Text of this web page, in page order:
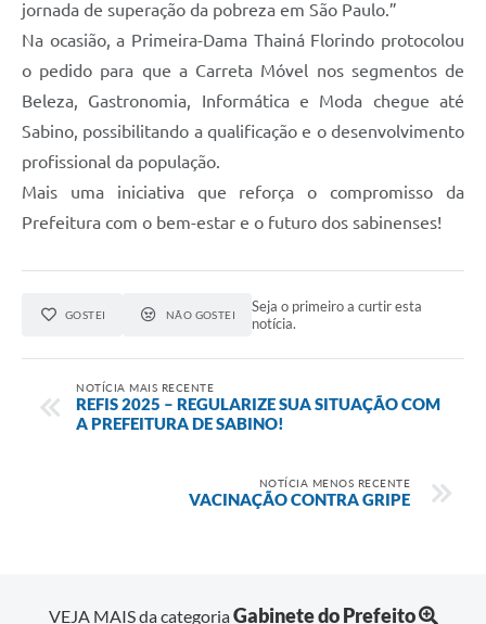
jornada de superação da pobreza em São Paulo.”
Na ocasião, a Primeira-Dama Thainá Florindo protocolou
o pedido para que a Carreta Móvel nos segmentos de
Beleza, Gastronomia, Informática e Moda chegue até
Sabino, possibilitando a qualificação e o desenvolvimento
profissional da população.
Mais uma iniciativa que reforça o compromisso da
Prefeitura com o bem-estar e o futuro dos sabinenses!
GOSTEI NÃO GOSTEI
Seja o primeiro a curtir esta
notícia.
NOTÍCIA MAIS RECENTE
REFIS 2025 – REGULARIZE SUA SITUAÇÃO COM
A PREFEITURA DE SABINO!
NOTÍCIA MENOS RECENTE
VACINAÇÃO CONTRA GRIPE
VEJA MAIS da categoriaGabinete do Prefeito